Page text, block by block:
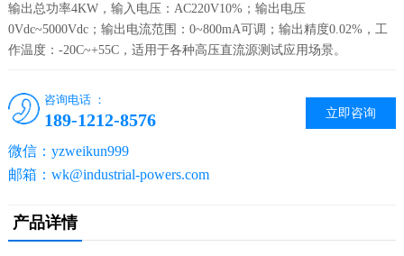
输出总功率4KW，输入电压：AC220V10%；输出电压
0Vdc~5000Vdc；输出电流范围：0~800mA可调；输出精度0.02%，工
作温度：-20C~+55C，适用于各种高压直流源测试应用场景。
立即咨询
咨询电话 ：
189-1212-8576
微信：yzweikun999
邮箱：wk@industrial-powers.com
产品详情